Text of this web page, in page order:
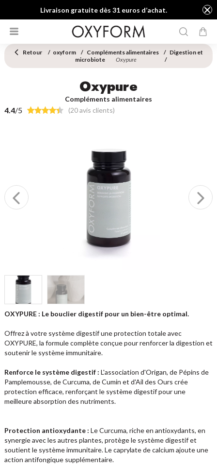
Livraison gratuite dès 31 euros d’achat.
Retour oxyform Compléments alimentaires
Digestion et
microbiote
Oxypure
Oxypure
Compléments alimentaires
4.4/5 (20 avis clients)
OXYPURE : Le bouclier digestif pour un bien-être optimal.
Offrez à votre système digestif une protection totale avec
OXYPURE, la formule complète conçue pour renforcer la digestion et
soutenir le système immunitaire.
Renforce le système digestif : L'association d'Origan, de Pépins de
Pamplemousse, de Curcuma, de Cumin et d'Ail des Ours crée
protection efficace, renforçant le système digestif pour une
meilleure absorption des nutriments.
Protection antioxydante : Le Curcuma, riche en antioxydants, en
synergie avec les autres plantes, protège le système digestif et
soutient le système immunitaire. Le caprylate de calcium ajoute une
action antifongique supplémentaire.